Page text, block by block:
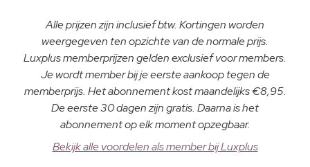
Alle prijzen zijn inclusief btw. Kortingen worden
weergegeven ten opzichte van de normale prijs.
Luxplus memberprijzen gelden exclusief voor members.
Je wordt member bij je eerste aankoop tegen de
memberprijs. Het abonnement kost maandelijks €8,95.
De eerste 30 dagen zijn gratis. Daarna is het
abonnement op elk moment opzegbaar.
Bekijk alle voordelen als member bij Luxplus